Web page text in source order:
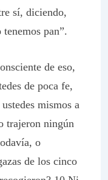
sí, diciendo,
pan”.
de eso,
de poca fe,
mismos a
trajeron ningún
o
de los cinco